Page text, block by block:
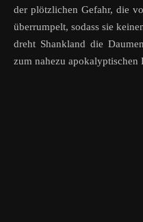
der plötzlichen Gefahr, die
überrumpelt, sodass sie
dreht Shankland die
zum nahezu apokalyptischen